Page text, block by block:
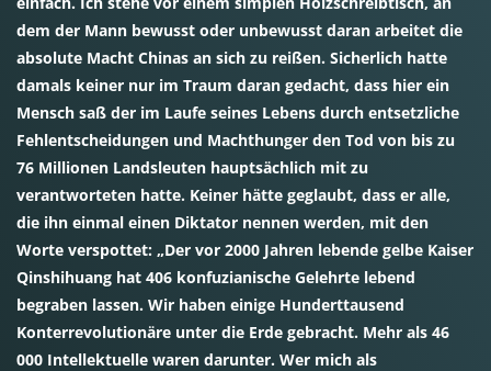
dem der Mann bewusst oder unbewusst daran arbeitet die
absolute Macht Chinas an sich zu reißen. Sicherlich hatte
damals keiner nur im Traum daran gedacht, dass hier ein
Mensch saß der im Laufe seines Lebens durch entsetzliche
Fehlentscheidungen und Machthunger den Tod von bis zu
76 Millionen Landsleuten hauptsächlich mit zu
verantworteten hatte. Keiner hätte geglaubt, dass er alle,
die ihn einmal einen Diktator nennen werden, mit den
Worte verspottet: „Der vor 2000 Jahren lebende gelbe Kaiser
Qinshihuang hat 406 konfuzianische Gelehrte lebend
begraben lassen. Wir haben einige Hunderttausend
Konterrevolutionäre unter die Erde gebracht. Mehr als 46
000 Intellektuelle waren darunter. Wer mich als